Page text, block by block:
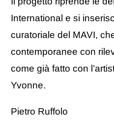
International e si
curatoriale del MAVI,
contemporanee con
come già fatto con
Yvonne.
Pietro Ruffolo